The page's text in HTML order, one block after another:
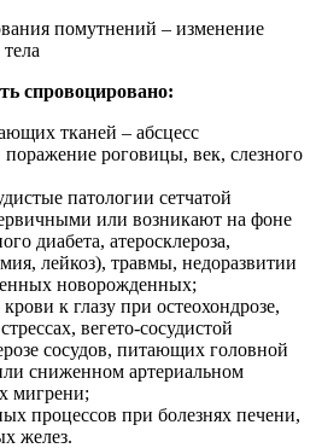
помутнений – изменение
спровоцировано:
тканей – абсцесс
поражение роговицы, век, слезного
патологии сетчатой
или возникают на фоне
диабета, атеросклероза,
лейкоз), травмы, недоразвитии
новорожденных;
к глазу при остеохондрозе,
вегето-сосудистой
сосудов, питающих головной
сниженном артериальном
мигрени;
процессов при болезнях печени,
желез.